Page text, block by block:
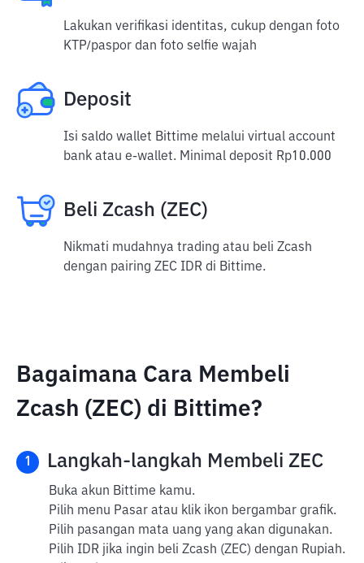
Lakukan verifikasi identitas, cukup dengan foto
KTP/paspor dan foto selfie wajah
Deposit
Isi saldo wallet Bittime melalui virtual account
bank atau e-wallet. Minimal deposit Rp10.000
Beli Zcash (ZEC)
Nikmati mudahnya trading atau beli Zcash
dengan pairing ZEC IDR di Bittime.
Bagaimana Cara Membeli
Zcash (ZEC) di Bittime?
1 Langkah-langkah Membeli ZEC
Buka akun Bittime kamu.
Pilih menu Pasar atau klik ikon bergambar grafik.
Pilih pasangan mata uang yang akan digunakan.
Pilih IDR jika ingin beli Zcash (ZEC) dengan Rupiah.